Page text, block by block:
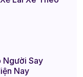
Người Say
Nay